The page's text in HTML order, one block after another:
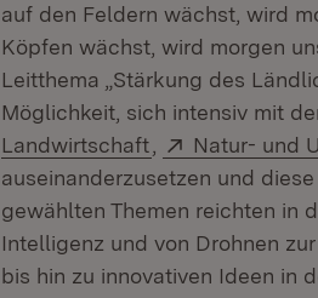
auf den Feldern wächst, wird
Köpfen wächst, wird morgen
Leitthema „Stärkung des
Möglichkeit, sich intensiv mit
Landwirtschaft (Öffnet in
Extern:
Natur- und
auseinanderzusetzen und
gewählten Themen reichten in
Intelligenz und von Drohnen
bis hin zu innovativen Ideen in